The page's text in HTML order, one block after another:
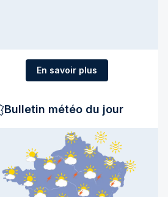
En savoir plus
Bulletin météo du jour